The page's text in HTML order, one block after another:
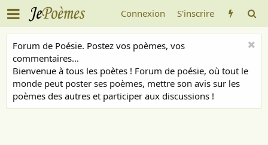
Connexion S'inscrire
Forum de Poésie. Postez vos poèmes, vos
commentaires...
Bienvenue à tous les poètes ! Forum de poésie, où tout le
monde peut poster ses poèmes, mettre son avis sur les
poèmes des autres et participer aux discussions !